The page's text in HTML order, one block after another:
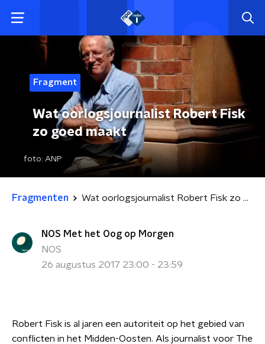
Fragment
Wat oorlogsjournalist Robert Fisk
zo goed maakt
foto: ANP
Fragmenten Wat oorlogsjournalist Robert Fisk zo goed maakt
NOS Met het Oog op Morgen
NOS
26 augustus 2017 23:00 - 23:59
Robert Fisk is al jaren een autoriteit op het gebied van
conflicten in het Midden-Oosten. Als journalist voor The